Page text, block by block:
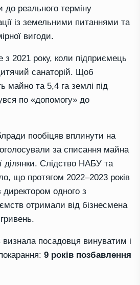
реального терміну
із земельними питаннями та
вигоди.
з 2021 року, коли підприємець
санаторій. Щоб
майно та 5,4 га землі під
по «допомогу» до
пообіцяв вплинути на
за списання майна
ділянки. Слідство НАБУ та
що протягом 2022–2023 років
директором одного з
отримали від бізнесмена
визнала посадовця винуватим і
9 років позбавлення